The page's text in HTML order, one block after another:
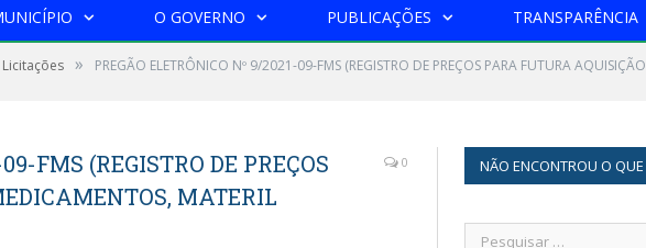
O GOVERNO PUBLICAÇÕES TRANSPARÊNCIA
Licitações » PREGÃO ELETRÔNICO Nº 9/2021-09-FMS (REGISTRO DE PREÇOS PARA FUTURA
FMS (REGISTRO DE PREÇOS
MATERIL
0 NÃO ENCONTROU O